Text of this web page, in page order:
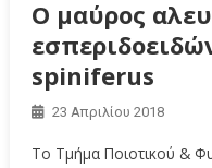
Ο μαύρος
spiniferus
23 Απριλίου 2018
Το Τμήμα Ποιοτικού &